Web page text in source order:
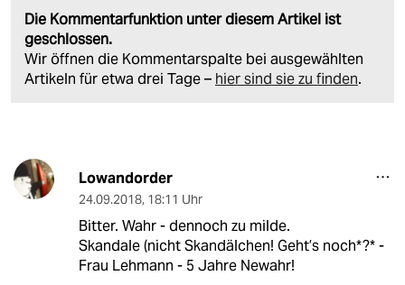
Die Kommentarfunktion unter diesem Artikel ist
geschlossen.
Wir öffnen die Kommentarspalte bei ausgewählten
Artikeln für etwa drei Tage – hier sind sie zu finden.
Lowandorder
24.09.2018, 18:11 Uhr
Bitter. Wahr - dennoch zu milde.
Skandale (nicht Skandälchen! Geht’s noch*?* -
Frau Lehmann - 5 Jahre Newahr!